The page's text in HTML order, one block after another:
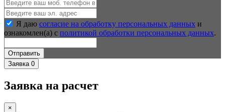
Я даю согласие на обработку персональных данных и
ознакомлен(а) с политикой обработки персональных данных.
Отправить
Заявка 0
Заявка на расчет
×